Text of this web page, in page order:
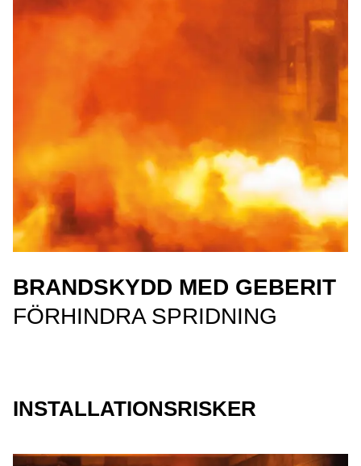
BRANDSKYDD MED GEBERIT
FÖRHINDRA SPRIDNING
INSTALLATIONSRISKER